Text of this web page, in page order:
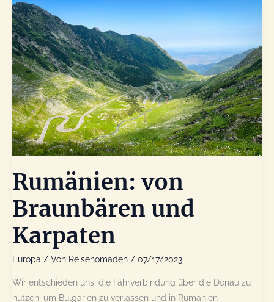
Europa-
Tour
Rumänien: von
Braunbären und
Karpaten
Europa / Von Reisenomaden / 07/17/2023
Wir entschieden uns, die Fährverbindung über die Donau zu
nutzen, um Bulgarien zu verlassen und in Rumänien